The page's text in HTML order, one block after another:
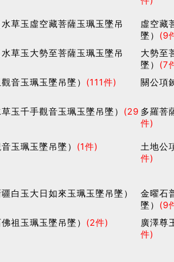
草玉虛空藏菩薩玉珮玉墜吊
虛空藏
墜） (9
草玉大勢至菩薩玉珮玉墜吊
大勢至
墜） (7
音玉珮玉墜吊墜） (111件) 關公項
玉千手觀音玉珮玉墜吊墜） (29 多羅菩
件)
玉珮玉墜吊墜） (1件)
土地公
件)
白玉大日如來玉珮玉墜吊墜）
金曜石
墜） (9
祖玉珮玉墜吊墜） (2件)
廣澤尊
件)